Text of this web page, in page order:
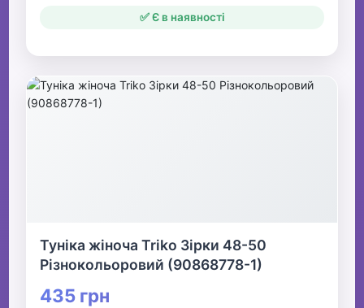
✅ Є в наявності
Туніка жіноча Triko Зірки 48-50
Різнокольоровий (90868778-1)
435 грн